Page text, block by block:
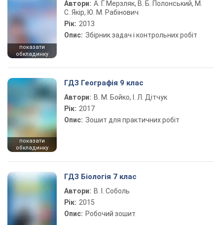
показати
обкладинку
Автори: А. Г. Мерзляк, В. Б. Полонський, М.
С. Якір, Ю. М. Рабінович
Рік: 2013
Опис: Збірник задач і контрольних робіт
показати
обкладинку
ГДЗ Географія 9 клас
Автори: В. М. Бойко, І. Л. Дітчук
Рік: 2017
Опис: Зошит для практичних робіт
ГДЗ Біологія 7 клас
Автори: В. І. Соболь
Рік: 2015
Опис: Робочий зошит